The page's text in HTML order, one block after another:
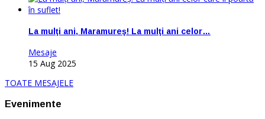
La mulţi ani, Maramureş! La mulţi ani celor…
Mesaje
15 Aug 2025
TOATE MESAJELE
Evenimente